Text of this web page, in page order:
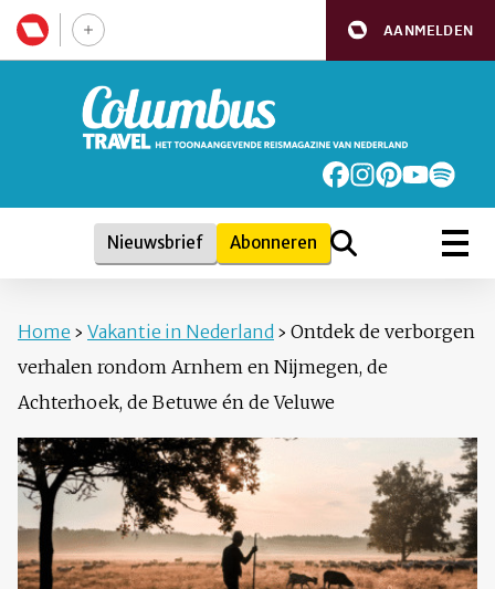
AANMELDEN
Nieuwsbrief Abonneren
Home › Vakantie in Nederland › Ontdek de verborgen
verhalen rondom Arnhem en Nijmegen, de
Achterhoek, de Betuwe én de Veluwe